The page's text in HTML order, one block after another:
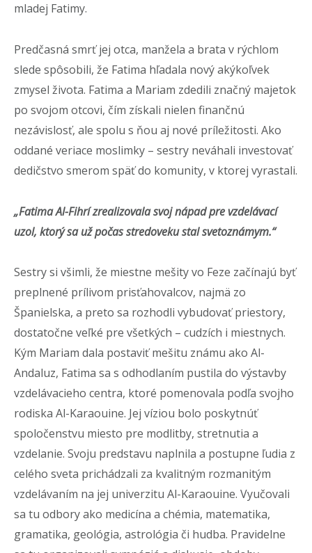
mladej Fatimy.
Predčasná smrť jej otca, manžela a brata v rýchlom
slede spôsobili, že Fatima hľadala nový akýkoľvek
zmysel života. Fatima a Mariam zdedili značný majetok
po svojom otcovi, čím získali nielen finančnú
nezávislosť, ale spolu s ňou aj nové príležitosti. Ako
oddané veriace moslimky – sestry neváhali investovať
dedičstvo smerom späť do komunity, v ktorej vyrastali.
„Fatima Al-Fihrí zrealizovala svoj nápad pre vzdelávací
uzol, ktorý sa už počas stredoveku stal svetoznámym.“
Sestry si všimli, že miestne mešity vo Feze začínajú byť
preplnené prílivom prisťahovalcov, najmä zo
Španielska, a preto sa rozhodli vybudovať priestory,
dostatočne veľké pre všetkých – cudzích i miestnych.
Kým Mariam dala postaviť mešitu známu ako Al-
Andaluz, Fatima sa s odhodlaním pustila do výstavby
vzdelávacieho centra, ktoré pomenovala podľa svojho
rodiska Al-Karaouine. Jej víziou bolo poskytnúť
spoločenstvu miesto pre modlitby, stretnutia a
vzdelanie. Svoju predstavu naplnila a postupne ľudia z
celého sveta prichádzali za kvalitným rozmanitým
vzdelávaním na jej univerzitu Al-Karaouine. Vyučovali
sa tu odbory ako medicína a chémia, matematika,
gramatika, geológia, astrológia či hudba. Pravidelne